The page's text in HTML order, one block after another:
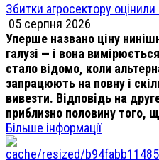
Збитки агросектору
05 серпня 2026
Уперше названо ціну
галузі — і вона
стало відомо, коли
запрацюють на повну і
вивезти. Відповідь на
приблизно половину того,
Більше інформації